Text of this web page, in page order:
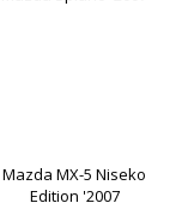
Mazda MX-5 Niseko
Edition '2007